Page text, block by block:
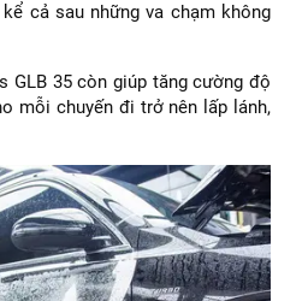
cả sau những va chạm không
GLB 35 còn giúp tăng cường độ
mỗi chuyến đi trở nên lấp lánh,